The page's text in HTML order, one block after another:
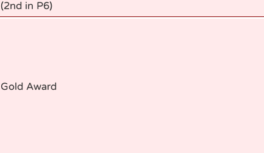
(2nd in P6)
Gold Award